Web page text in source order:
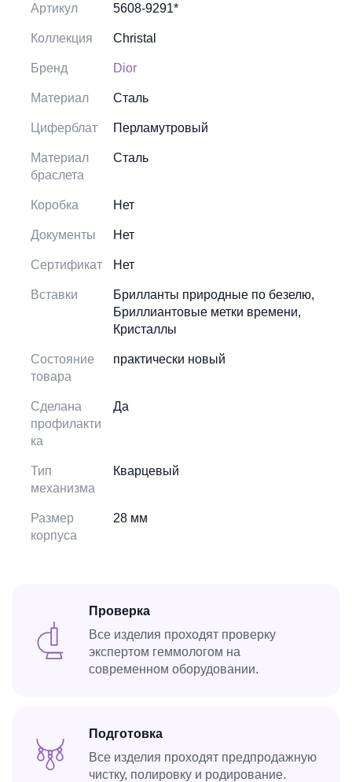
Артикул 5608-9291*
Коллекция Christal
Бренд Dior
Материал Сталь
Циферблат Перламутровый
Материал
браслета
Сталь
Коробка Нет
Документы Нет
Сертификат Нет
Вставки
Брилланты природные по безелю,
Бриллиантовые метки времени,
Кристаллы
Состояние
товара
практически новый
Сделана
профилакти
ка
Да
Тип
механизма
Кварцевый
Размер
корпуса
28 мм
Проверка
Все изделия проходят проверку
экспертом геммологом на
современном оборудовании.
Подготовка
Все изделия проходят предпродажную
чистку, полировку и родирование.